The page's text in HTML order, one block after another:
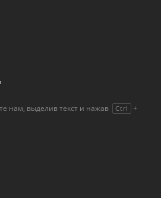
нам, выделив текст и нажав Ctrl +